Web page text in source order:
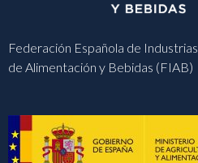
Federación Española de Industrias
de Alimentación y Bebidas (FIAB)